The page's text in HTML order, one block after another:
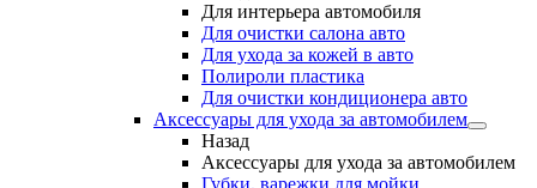
Для интерьера автомобиля
Для очистки салона авто
Для ухода за кожей в авто
Полироли пластика
Для очистки кондиционера авто
Аксессуары для ухода за автомобилем
Назад
Аксессуары для ухода за автомобилем
Губки, варежки для мойки